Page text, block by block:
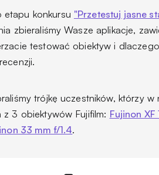
etapu konkursu "Przetestuj jasne
zbieraliśmy Wasze aplikacje,
testować obiektyw i
trójkę uczestników, którzy
3 obiektywów Fujifilm: Fujinon XF
33 mm f/1.4.